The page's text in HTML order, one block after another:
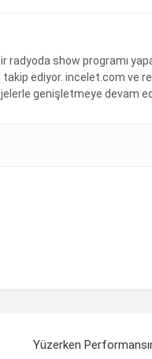
show programı
takip ediyor. incelet.com ve
genişletmeye devam
Yüzerken